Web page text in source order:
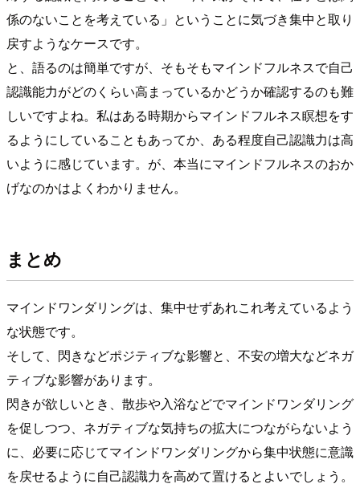
係のないことを考えている」ということに気づき集中と取り
戻すようなケースです。
と、語るのは簡単ですが、そもそもマインドフルネスで自己
認識能力がどのくらい高まっているかどうか確認するのも難
しいですよね。私はある時期からマインドフルネス瞑想をす
るようにしていることもあってか、ある程度自己認識力は高
いように感じています。が、本当にマインドフルネスのおか
げなのかはよくわかりません。
まとめ
マインドワンダリングは、集中せずあれこれ考えているよう
な状態です。
そして、閃きなどポジティブな影響と、不安の増大などネガ
ティブな影響があります。
閃きが欲しいとき、散歩や入浴などでマインドワンダリング
を促しつつ、ネガティブな気持ちの拡大につながらないよう
に、必要に応じてマインドワンダリングから集中状態に意識
を戻せるように自己認識力を高めて置けるとよいでしょう。